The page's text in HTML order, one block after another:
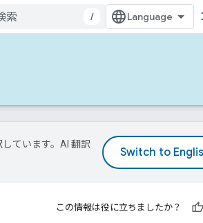
/
ています。AI 翻訳
この情報は役に立ちましたか？